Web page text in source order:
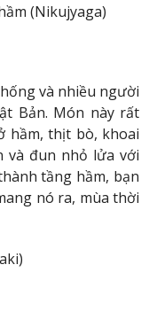
(Nikujyaga)
và nhiều người
Bản. Món này rất
hầm, thịt bò, khoai
và đun nhỏ lửa với
tầng hầm, bạn
nó ra, mùa thời